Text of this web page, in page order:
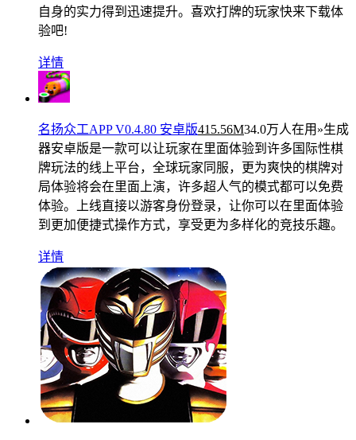
自身的实力得到迅速提升。喜欢打牌的玩家快来下载体
验吧!
详情
名扬众工APP V0.4.80 安卓版415.56M34.0万人在用 »生成
器安卓版是一款可以让玩家在里面体验到许多国际性棋
牌玩法的线上平台，全球玩家同服，更为爽快的棋牌对
局体验将会在里面上演，许多超人气的模式都可以免费
体验。上线直接以游客身份登录，让你可以在里面体验
到更加便捷式操作方式，享受更为多样化的竞技乐趣。
详情